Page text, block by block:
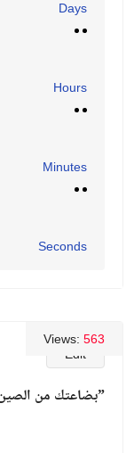
Days
Hours
Minutes
Seconds
Edit
Views: 563
“بضاعتك من الصين لبابك”